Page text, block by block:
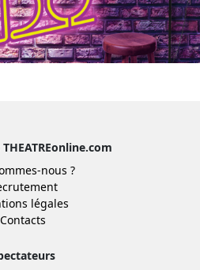
nous ?
légales
Contacts